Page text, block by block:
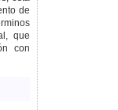
de
que
con